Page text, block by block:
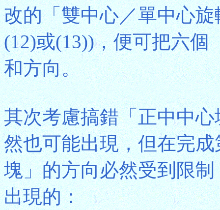
改的「雙中心／單中心
(12)或(13))，便可把六個
和方向。
其次考慮搞錯「正中中
然也可能出現，但在完
塊」的方向必然受到限
出現的：